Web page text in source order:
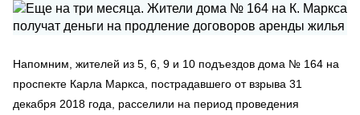
Напомним, жителей из 5, 6, 9 и 10 подъездов дома № 164 на
проспекте Карла Маркса, пострадавшего от взрыва 31
декабря 2018 года, расселили на период проведения